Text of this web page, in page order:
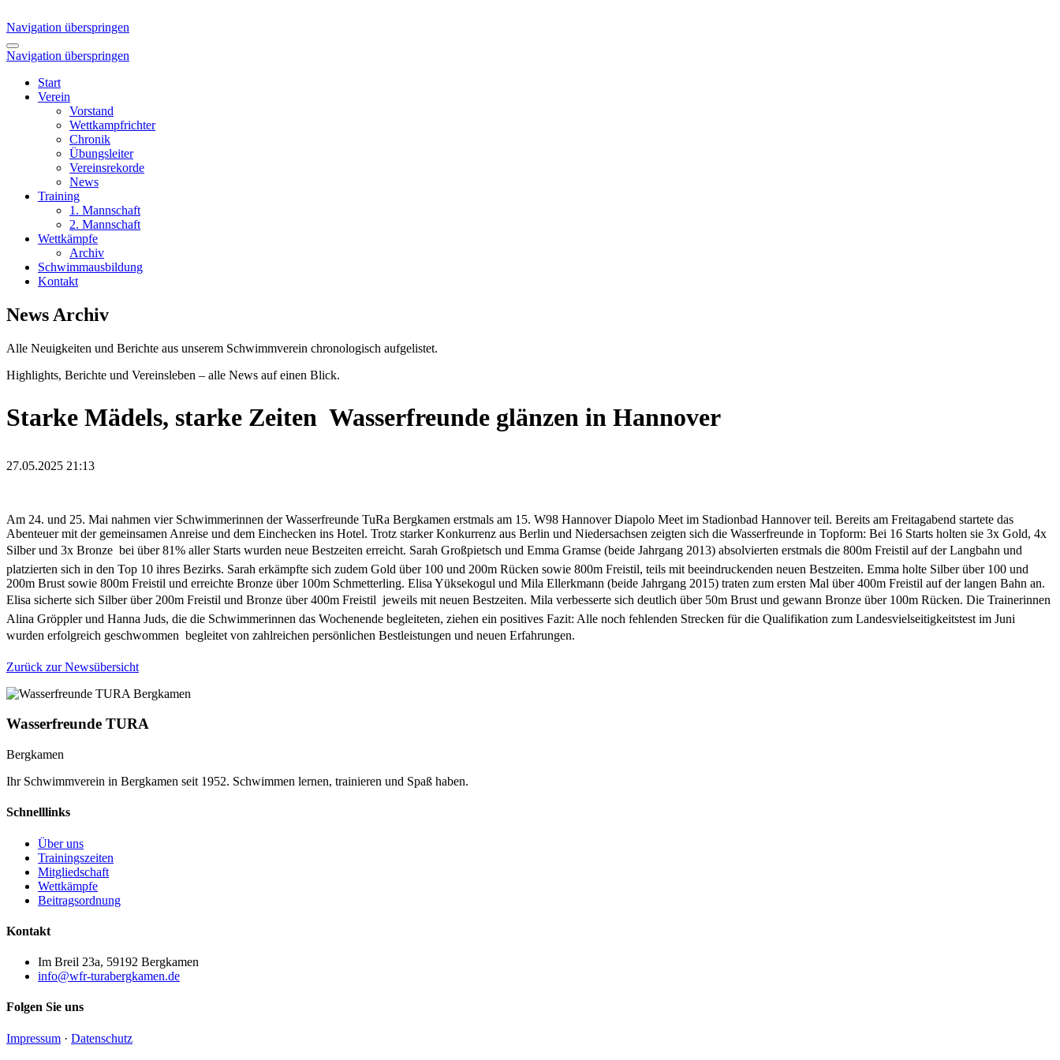
Navigation überspringen
Navigation überspringen
Start
Verein
Vorstand
Wettkampfrichter
Chronik
Übungsleiter
Vereinsrekorde
News
Training
1. Mannschaft
2. Mannschaft
Wettkämpfe
Archiv
Schwimmausbildung
Kontakt
News Archiv
Alle Neuigkeiten und Berichte aus unserem Schwimmverein chronologisch aufgelistet.
Highlights, Berichte und Vereinsleben – alle News auf einen Blick.
Starke Mädels, starke Zeiten  Wasserfreunde glänzen in Hannover
27.05.2025 21:13
Am 24. und 25. Mai nahmen vier Schwimmerinnen der Wasserfreunde TuRa Bergkamen erstmals am 15. W98 Hannover Diapolo Meet im Stadionbad Hannover teil. Bereits am Freitagabend startete das
Abenteuer mit der gemeinsamen Anreise und dem Einchecken ins Hotel. Trotz starker Konkurrenz aus Berlin und Niedersachsen zeigten sich die Wasserfreunde in Topform: Bei 16 Starts holten sie 3x Gold, 4x
Silber und 3x Bronze  bei über 81% aller Starts wurden neue Bestzeiten erreicht. Sarah Großpietsch und Emma Gramse (beide Jahrgang 2013) absolvierten erstmals die 800m Freistil auf der Langbahn und
platzierten sich in den Top 10 ihres Bezirks. Sarah erkämpfte sich zudem Gold über 100 und 200m Rücken sowie 800m Freistil, teils mit beeindruckenden neuen Bestzeiten. Emma holte Silber über 100 und
200m Brust sowie 800m Freistil und erreichte Bronze über 100m Schmetterling. Elisa Yüksekogul und Mila Ellerkmann (beide Jahrgang 2015) traten zum ersten Mal über 400m Freistil auf der langen Bahn an.
Elisa sicherte sich Silber über 200m Freistil und Bronze über 400m Freistil  jeweils mit neuen Bestzeiten. Mila verbesserte sich deutlich über 50m Brust und gewann Bronze über 100m Rücken. Die Trainerinnen
Alina Gröppler und Hanna Juds, die die Schwimmerinnen das Wochenende begleiteten, ziehen ein positives Fazit: Alle noch fehlenden Strecken für die Qualifikation zum Landesvielseitigkeitstest im Juni
wurden erfolgreich geschwommen  begleitet von zahlreichen persönlichen Bestleistungen und neuen Erfahrungen.
Zurück zur Newsübersicht
Wasserfreunde TURA
Bergkamen
Ihr Schwimmverein in Bergkamen seit 1952. Schwimmen lernen, trainieren und Spaß haben.
Schnelllinks
Über uns
Trainingszeiten
Mitgliedschaft
Wettkämpfe
Beitragsordnung
Kontakt
Im Breil 23a, 59192 Bergkamen
info@wfr-turabergkamen.de
Folgen Sie uns
Impressum · Datenschutz